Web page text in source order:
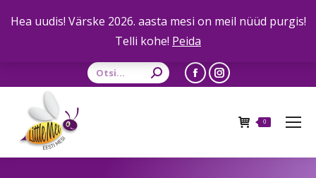
Hea uudis! Värske 2026. aasta mesi on meil nüüd purgis!
Telli kohe! Peida
Otsing:
Facebook
avaneb
aknas
Instagram
avaneb
aknas
0